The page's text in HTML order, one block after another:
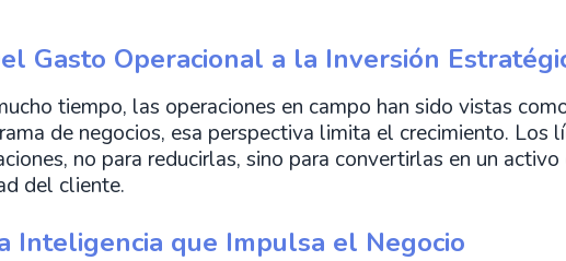
Gasto Operacional a la Inversión
tiempo, las operaciones en campo han sido vistas
de negocios, esa perspectiva limita el crecimiento. Los
no para reducirlas, sino para convertirlas en un
del cliente.
Inteligencia que Impulsa el Negocio